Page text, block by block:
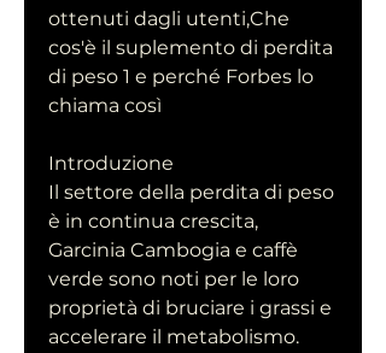
ottenuti dagli utenti,Che
cos'è il suplemento di perdita
di peso 1 e perché Forbes lo
chiama così
Introduzione
Il settore della perdita di peso
è in continua crescita,
Garcinia Cambogia e caffè
verde sono noti per le loro
proprietà di bruciare i grassi e
accelerare il metabolismo.